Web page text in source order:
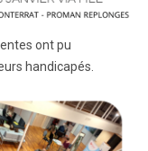
ont pu
handicapés.